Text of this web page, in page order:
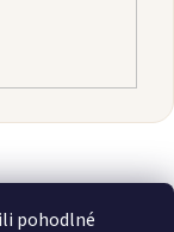
pohodlné